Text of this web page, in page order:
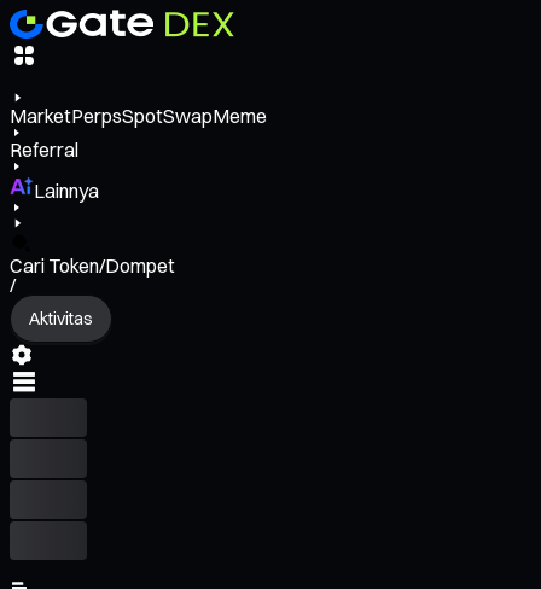
MarketPerpsSpotSwapMeme
Referral
Lainnya
Cari Token/Dompet
/
Aktivitas